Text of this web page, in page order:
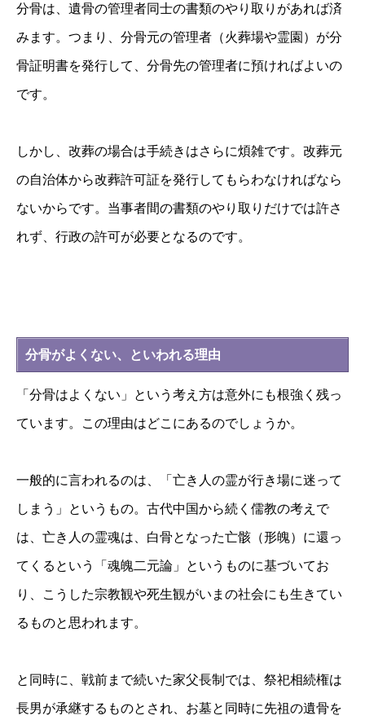
分骨は、遺骨の管理者同士の書類のやり取りがあれば済
みます。つまり、分骨元の管理者（火葬場や霊園）が分
骨証明書を発行して、分骨先の管理者に預ければよいの
です。
しかし、改葬の場合は手続きはさらに煩雑です。改葬元
の自治体から改葬許可証を発行してもらわなければなら
ないからです。当事者間の書類のやり取りだけでは許さ
れず、行政の許可が必要となるのです。
分骨がよくない、といわれる理由
「分骨はよくない」という考え方は意外にも根強く残っ
ています。この理由はどこにあるのでしょうか。
一般的に言われるのは、「亡き人の霊が行き場に迷って
しまう」というもの。古代中国から続く儒教の考えで
は、亡き人の霊魂は、白骨となった亡骸（形魄）に還っ
てくるという「魂魄二元論」というものに基づいてお
り、こうした宗教観や死生観がいまの社会にも生きてい
るものと思われます。
と同時に、戦前まで続いた家父長制では、祭祀相続権は
長男が承継するものとされ、お墓と同時に先祖の遺骨を